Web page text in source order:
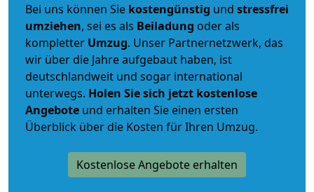
Bei uns können Sie kostengünstig und stressfrei
umziehen, sei es als Beiladung oder als
kompletter Umzug. Unser Partnernetzwerk, das
wir über die Jahre aufgebaut haben, ist
deutschlandweit und sogar international
unterwegs. Holen Sie sich jetzt kostenlose
Angebote und erhalten Sie einen ersten
Überblick über die Kosten für Ihren Umzug.
Kostenlose Angebote erhalten